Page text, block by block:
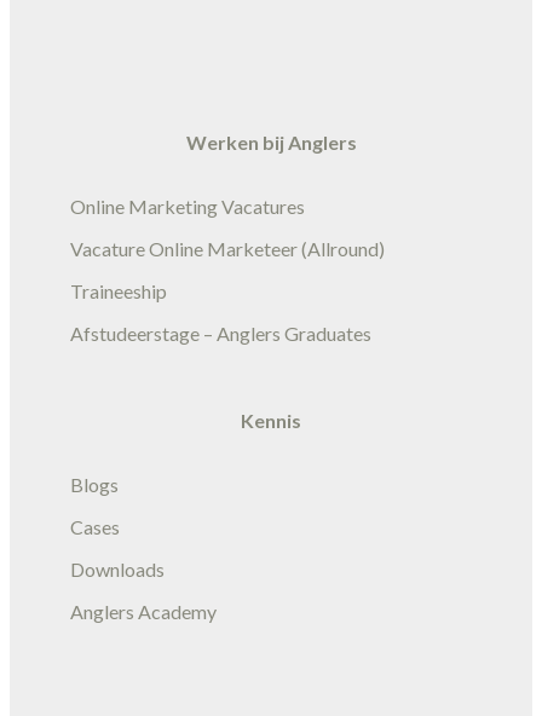
Werken bij Anglers
Online Marketing Vacatures
Vacature Online Marketeer (Allround)
Traineeship
Afstudeerstage – Anglers Graduates
Kennis
Blogs
Cases
Downloads
Anglers Academy